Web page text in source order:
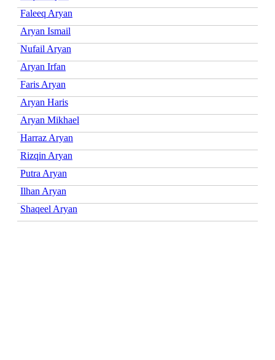
Faleeq Aryan
Aryan Ismail
Nufail Aryan
Aryan Irfan
Faris Aryan
Aryan Haris
Aryan Mikhael
Harraz Aryan
Rizqin Aryan
Putra Aryan
Ilhan Aryan
Shaqeel Aryan